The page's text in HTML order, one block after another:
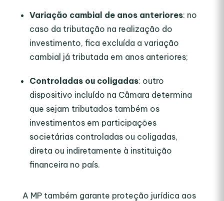
Variação cambial de anos anteriores: no
caso da tributação na realização do
investimento, fica excluída a variação
cambial já tributada em anos anteriores;
Controladas ou coligadas: outro
dispositivo incluído na Câmara determina
que sejam tributados também os
investimentos em participações
societárias controladas ou coligadas,
direta ou indiretamente à instituição
financeira no país.
A MP também garante proteção jurídica aos